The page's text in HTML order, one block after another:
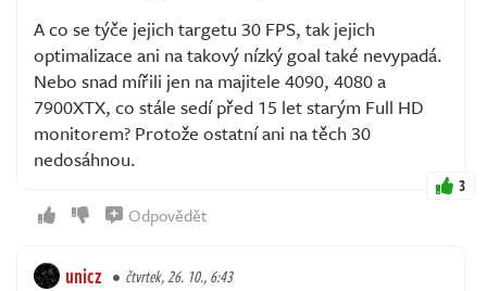
A co se týče jejich targetu 30 FPS, tak jejich
optimalizace ani na takový nízký goal také nevypadá.
Nebo snad mířili jen na majitele 4090, 4080 a
7900XTX, co stále sedí před 15 let starým Full HD
monitorem? Protože ostatní ani na těch 30
nedosáhnou.
3
Odpovědět
unicz čtvrtek, 26. 10., 6:43